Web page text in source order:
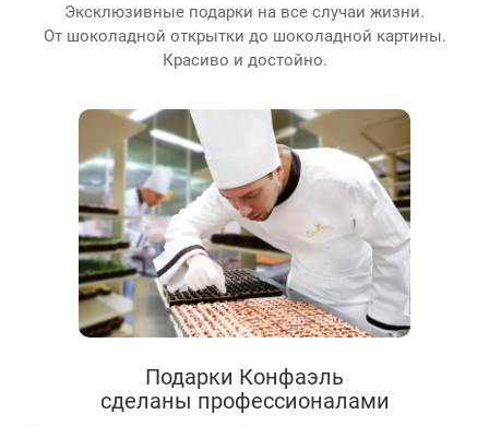
Эксклюзивные подарки на все случаи жизни.
От шоколадной открытки до шоколадной картины.
Красиво и достойно.
Подарки Конфаэль
сделаны профессионалами